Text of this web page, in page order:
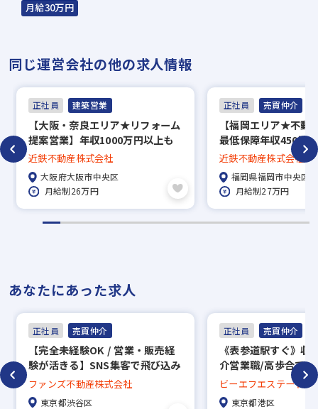
月給30万円
同じ運営会社の他の求人情報
正社員 建築営業
【大阪・奈良エリア★リフォーム
提案営業】年収1000万円以上も
目指せる！豊富な福利厚生あり◎
近鉄不動産株式会社
大阪府大阪市中央区
月給制26万円
正社員 売買仲介
【福岡エリア★不動
最低保障年収450万
勤圏内に配属■不動
◎！！
近鉄不動産株式会社
福岡県福岡市中央区
月給制27万円
あなたにあった求人
正社員 売買仲介
【完全未経験OK / 営業・販売経
験が活きる】SNS集客で飛び込み
なしの100％反響売買営業（火水
祝休み／男女比6:4）
ファンズ不動産株式会社
東京都渋谷区
正社員 売買仲介
《表参道駅すぐ》収
介営業職/高歩合で
稼ぐことができます
ビーエフエステート株
東京都港区